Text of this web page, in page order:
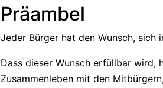
Präambel
Jeder Bürger hat den Wunsch, sich
Dass dieser Wunsch erfüllbar wird,
Zusammenleben mit den